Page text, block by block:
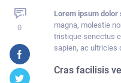
0
Lorem ipsum
magna, molestie
tristique senectus
sapien, ac ultricies
Cras facilisis